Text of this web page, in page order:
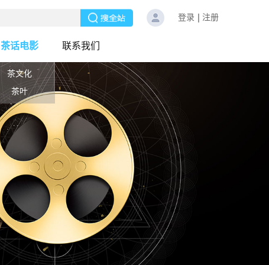
登录 注册
茶话电影
茶文化
茶叶
联系我们